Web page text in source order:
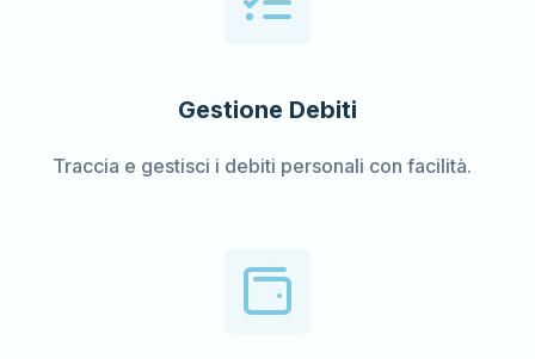
Gestione Debiti
Traccia e gestisci i debiti personali con facilità.